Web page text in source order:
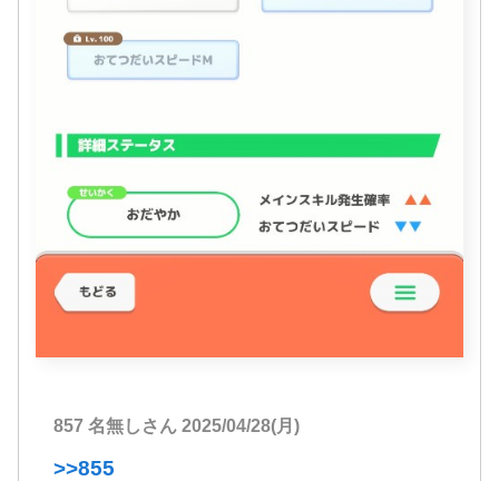
857 名無しさん 2025/04/28(月)
>>855